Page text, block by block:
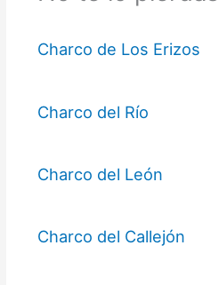
Charco de Los Erizos
Charco del Río
Charco del León
Charco del Callejón